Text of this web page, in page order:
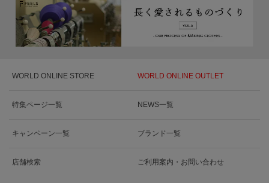
WORLD ONLINE STORE WORLD ONLINE OUTLET
特集ページ一覧 NEWS一覧
キャンペーン一覧 ブランド一覧
店舗検索 ご利用案内・お問い合わせ